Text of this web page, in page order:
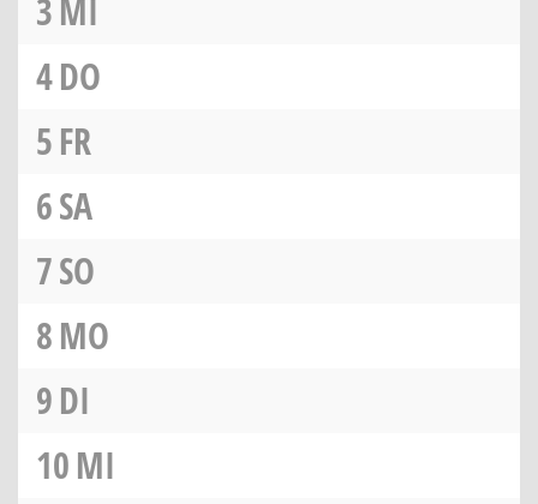
3MI
4DO
5FR
6SA
7SO
8MO
9DI
10MI